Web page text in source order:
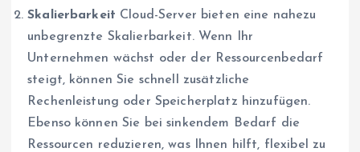
Skalierbarkeit Cloud-Server bieten eine nahezu
unbegrenzte Skalierbarkeit. Wenn Ihr
Unternehmen wächst oder der Ressourcenbedarf
steigt, können Sie schnell zusätzliche
Rechenleistung oder Speicherplatz hinzufügen.
Ebenso können Sie bei sinkendem Bedarf die
Ressourcen reduzieren, was Ihnen hilft, flexibel zu